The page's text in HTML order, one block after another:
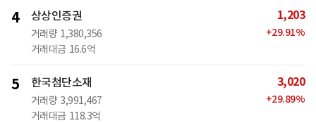
4 상상인증권
거래량 1,380,356
거래대금 16.6억
1,203
+29.91%
5 한국첨단소재
거래량 3,991,467
거래대금 118.3억
3,020
+29.89%